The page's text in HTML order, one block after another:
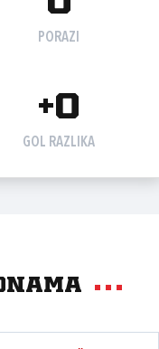
PORAZI
+0
GOL RAZLIKA